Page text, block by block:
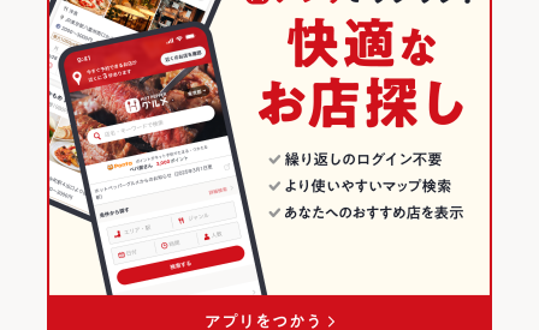
飲み放題 あり ：サッポロクラシック生が飲み放題です♪
食べ放題 あり ：オーストラリア産の生ラムが食べ放題！
カクテル充実、焼酎充実、日本酒充実
お子様連れ お子様連れOK
ウェディン
－
NET予約はお店からのお電話またはメールでの確認後に予約が
確定致します。
すすきの駅のグルメランキング
すすきの駅の焼肉・ホルモンランキング